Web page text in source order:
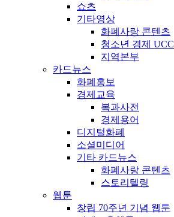
쇼츠
기타영상
화폐사랑 콘텐츠
청소년 경제 UCC
지역본부
카드뉴스
화폐홍보
경제교육
복과사전
경제용어
디지털화폐
소셜미디어
기타 카드뉴스
화폐사랑 콘텐츠
스토리텔링
웹툰
창립 70주년 기념 웹툰